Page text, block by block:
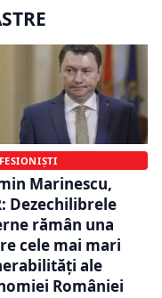
Marinescu,
Dezechilibrele
rămân una
cele mai mari
ale
României